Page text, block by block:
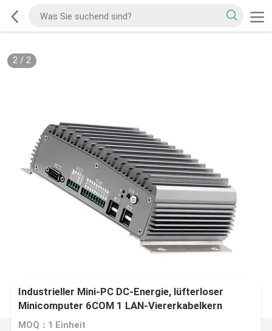
2/ 2
Industrieller Mini-PC DC-Energie, lüfterloser
Minicomputer 6COM 1 LAN-Viererkabelkern
J4205
MOQ：1 Einheit